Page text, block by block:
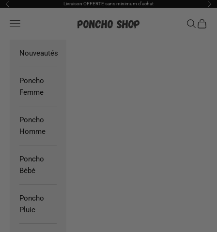
Passer au contenu
Précédent Livraison OFFERTE sans minimum d'achat
Poncho Shop
Ouvrir la navigation Ouvrir la
Voir
Nouveautés
Poncho
Femme
Poncho
Homme
Poncho
Bébé
Poncho
Pluie